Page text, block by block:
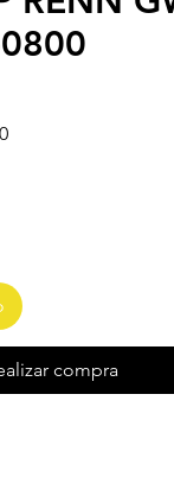
Precio de oferta
compra